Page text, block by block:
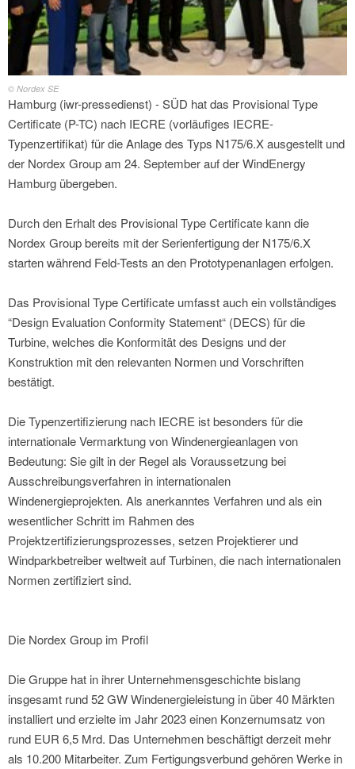
© Nordex SE
Hamburg (iwr-pressedienst) - SÜD hat das Provisional Type
Certificate (P-TC) nach IECRE (vorläufiges IECRE-
Typenzertifikat) für die Anlage des Typs N175/6.X ausgestellt und
der Nordex Group am 24. September auf der WindEnergy
Hamburg übergeben.
Durch den Erhalt des Provisional Type Certificate kann die
Nordex Group bereits mit der Serienfertigung der N175/6.X
starten während Feld-Tests an den Prototypenanlagen erfolgen.
Das Provisional Type Certificate umfasst auch ein vollständiges
“Design Evaluation Conformity Statement“ (DECS) für die
Turbine, welches die Konformität des Designs und der
Konstruktion mit den relevanten Normen und Vorschriften
bestätigt.
Die Typenzertifizierung nach IECRE ist besonders für die
internationale Vermarktung von Windenergieanlagen von
Bedeutung: Sie gilt in der Regel als Voraussetzung bei
Ausschreibungsverfahren in internationalen
Windenergieprojekten. Als anerkanntes Verfahren und als ein
wesentlicher Schritt im Rahmen des
Projektzertifizierungsprozesses, setzen Projektierer und
Windparkbetreiber weltweit auf Turbinen, die nach internationalen
Normen zertifiziert sind.
Die Nordex Group im Profil
Die Gruppe hat in ihrer Unternehmensgeschichte bislang
insgesamt rund 52 GW Windenergieleistung in über 40 Märkten
installiert und erzielte im Jahr 2023 einen Konzernumsatz von
rund EUR 6,5 Mrd. Das Unternehmen beschäftigt derzeit mehr
als 10.200 Mitarbeiter. Zum Fertigungsverbund gehören Werke in